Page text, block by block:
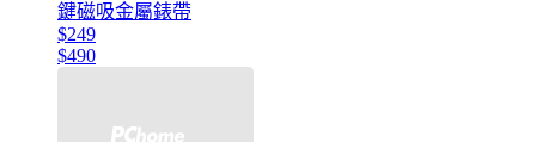
鍵磁吸金屬錶帶
$249
$490